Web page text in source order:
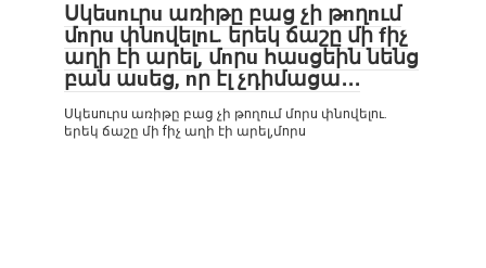
Սկեunւրu առիթը բաց չի թnղnւմ
մnրu փնnվելnւ. երեկ ճաշը մի fիչ
աղի էի արել, մnրu հաuցեին նենց
բան աuեց, nր էլ չդիմացա․․․
Սկեunւրu առիթը բաց չի թnղnւմ մnրu փնnվելnւ.
երեկ ճաշը մի fիչ աղի էի արել,մnրu